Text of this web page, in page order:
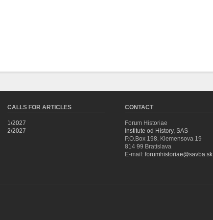
CALLS FOR ARTICLES
1/2027
2/2027
CONTACT
Forum Historiae
Institute od History, SAS
P.O.Box 198, Klemensova 19
814 99 Bratislava
E-mail: forumhistoriae@savba.sk